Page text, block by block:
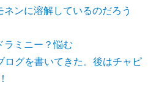
ンに溶解しているのだろう
ラミニー？悩む
ログを書いてきた。後はチャピ